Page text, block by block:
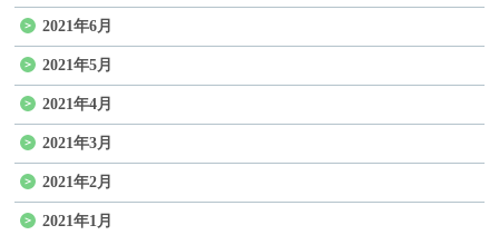
2021年6月
2021年5月
2021年4月
2021年3月
2021年2月
2021年1月